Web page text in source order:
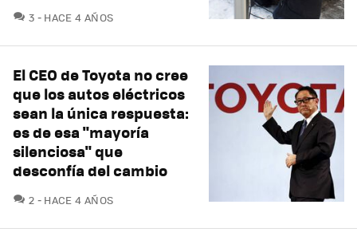
3 COMENTARIOS
HACE 4 AÑOS
El CEO de Toyota no cree
que los autos eléctricos
sean la única respuesta:
es de esa "mayoría
silenciosa" que
desconfía del cambio
2 COMENTARIOS
HACE 4 AÑOS